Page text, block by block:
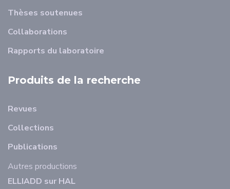
Thèses soutenues
Collaborations
Rapports du laboratoire
Produits de la recherche
Revues
Collections
Publications
Autres productions
ELLIADD sur HAL